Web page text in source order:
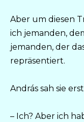
Aber um diesen
ich jemanden,
jemanden, der
repräsentiert.
András sah sie
– Ich? Aber ich